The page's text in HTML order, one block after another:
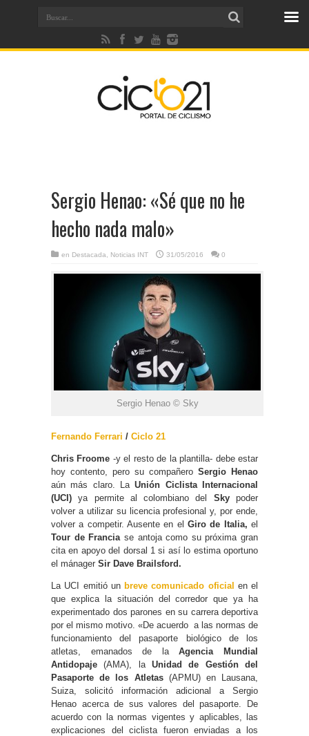
Sergio Henao: «Sé que no he
hecho nada malo»
en Destacada Noticias INT 31/05/2016 0
Sergio Henao © Sky
Fernando Ferrari / Ciclo 21
Chris Froome -y el resto de la plantilla- debe estar
hoy contento, pero su compañero Sergio Henao
aún más claro. LaUnión Ciclista Internacional
(UCI) ya permite al colombiano del Skypoder
volver a utilizar su licencia profesional y, por ende,
volver a competir. Ausente en el Giro de Italia, el
Tour de Franciase antoja como su próxima gran
cita en apoyo del dorsal 1 si así lo estima oportuno
el mánager Sir Dave Brailsford.
La UCI emitió un breve comunicado oficial en el
que explica la situación del corredor que ya ha
experimentado dos parones en su carrera deportiva
por el mismo motivo. «De acuerdo a las normas de
funcionamiento del pasaporte biológico de los
atletas, emanados de laAgencia Mundial
Antidopaje (AMA), la Unidad de Gestión del
Pasaporte de los Atletas(APMU) en Lausana,
Suiza, solicitó información adicional a Sergio
Henao acerca de sus valores del pasaporte. De
acuerdo con la normas vigentes y aplicables, las
explicaciones del ciclista fueron enviadas a los